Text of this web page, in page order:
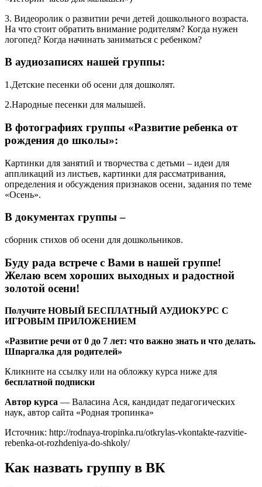
3. Видеоролик о развитии речи детей дошкольного возраста.
На что стоит обратить внимание родителям? Когда нужен
логопед? Когда начинать заниматься с ребенком?
В аудиозаписях нашей группы:
1.Детские песенки об осени для дошколят.
2.Народные песенки для малышей.
В фотографиях группы «Развитие ребенка от
рождения до школы»:
Картинки для занятий и творчества с детьми – идеи для
аппликаций из листьев, картинки для рассматривания,
определения и обсуждения признаков осени, задания по теме
«Осень».
В документах группы–
сборник стихов об осени для дошкольников.
Буду рада встрече с Вами в нашей группе!
Желаю всем хороших выходных и радостной
золотой осени!
Получите НОВЫЙ БЕСПЛАТНЫЙ АУДИОКУРС С
ИГРОВЫМ ПРИЛОЖЕНИЕМ
«Развитие речи от 0 до 7 лет: что важно знать и что делать.
Шпаргалка для родителей»
Кликните на ссылку или на обложку курса ниже для
бесплатной подписки
Автор курса — Валасина Ася, кандидат педагогических
наук, автор сайта «Родная тропинка»
Источник: http://rodnaya-tropinka.ru/otkrylas-vkontakte-razvitie-
rebenka-ot-rozhdeniya-do-shkoly/
Как назвать группу в ВК